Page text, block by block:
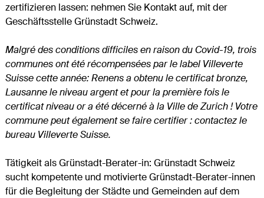
zertifizieren lassen: nehmen Sie Kontakt auf, mit der
Geschäftsstelle Grünstadt Schweiz.
Malgré des conditions difficiles en raison du Covid-19, trois
communes ont été récompensées par le label Villeverte
Suisse cette année: Renens a obtenu le certificat bronze,
Lausanne le niveau argent et pour la première fois le
certificat niveau or a été décerné à la Ville de Zurich ! Votre
commune peut également se faire certifier : contactez le
bureau Villeverte Suisse.
Tätigkeit als Grünstadt-Berater-in: Grünstadt Schweiz
sucht kompetente und motivierte Grünstadt-Berater-innen
für die Begleitung der Städte und Gemeinden auf dem